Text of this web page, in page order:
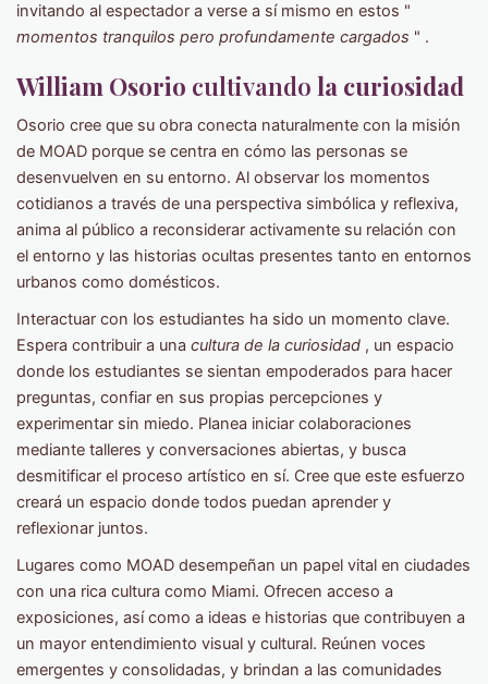
invitando al espectador a verse a sí mismo en estos "
momentos tranquilos pero profundamente cargados " .
William Osorio cultivando la curiosidad
Osorio cree que su obra conecta naturalmente con la misión
de MOAD porque se centra en cómo las personas se
desenvuelven en su entorno. Al observar los momentos
cotidianos a través de una perspectiva simbólica y reflexiva,
anima al público a reconsiderar activamente su relación con
el entorno y las historias ocultas presentes tanto en entornos
urbanos como domésticos.
Interactuar con los estudiantes ha sido un momento clave.
Espera contribuir a una cultura de la curiosidad , un espacio
donde los estudiantes se sientan empoderados para hacer
preguntas, confiar en sus propias percepciones y
experimentar sin miedo. Planea iniciar colaboraciones
mediante talleres y conversaciones abiertas, y busca
desmitificar el proceso artístico en sí. Cree que este esfuerzo
creará un espacio donde todos puedan aprender y
reflexionar juntos.
Lugares como MOAD desempeñan un papel vital en ciudades
con una rica cultura como Miami. Ofrecen acceso a
exposiciones, así como a ideas e historias que contribuyen a
un mayor entendimiento visual y cultural. Reúnen voces
emergentes y consolidadas, y brindan a las comunidades